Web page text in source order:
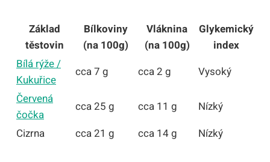
Základ
těstovin
Bílkoviny
(na 100g)
Vláknina
(na 100g)
Glykemický
index
Bílá rýže /
Kukuřice
cca 7 g cca 2 g
Vysoký
Červená
čočka
cca 25 g cca 11 g
Nízký
Cizrna
cca 21 g cca 14 g Nízký